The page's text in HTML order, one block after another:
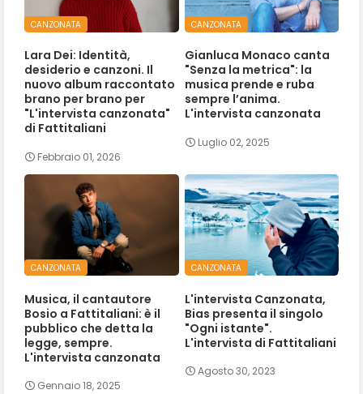
CANZONATA
Lara Dei: Identità,
desiderio e canzoni. Il
nuovo album raccontato
brano per brano per
"L'intervista canzonata"
di Fattitaliani
Febbraio 01, 2026
CANZONATA
Gianluca Monaco canta
"Senza la metrica": la
musica prende e ruba
sempre l’anima.
L'intervista canzonata
Luglio 02, 2025
CANZONATA
Musica, il cantautore
Bosio a Fattitaliani: è il
pubblico che detta la
legge, sempre.
L'intervista canzonata
Gennaio 18, 2025
CANZONATA
L'intervista Canzonata,
Bias presenta il singolo
"Ogni istante".
L'intervista di Fattitaliani
Agosto 30, 2023